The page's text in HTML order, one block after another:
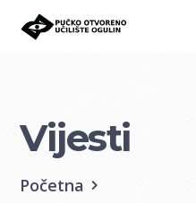
Vijesti
Početna